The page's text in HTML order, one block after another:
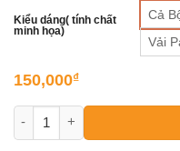
Kiểu dáng( tính chất
minh họa)
Cả
Vải
150,000₫
Mẫu Quần Áo Công Nhân